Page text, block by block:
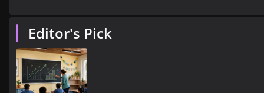
Editor's Pick